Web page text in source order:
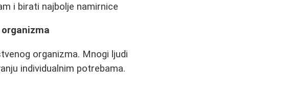
i birati najbolje namirnice
organizma. Mnogi ljudi
individualnim potrebama.